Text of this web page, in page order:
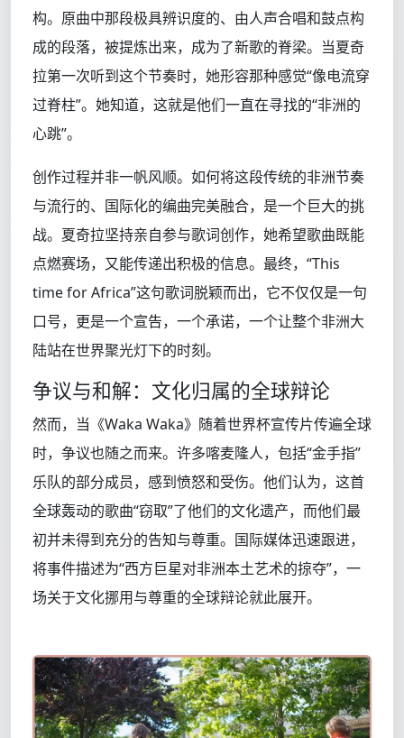
构。原曲中那段极具辨识度的、由人声合唱和鼓点构
成的段落，被提炼出来，成为了新歌的脊梁。当夏奇
拉第一次听到这个节奏时，她形容那种感觉“像电流穿
过脊柱”。她知道，这就是他们一直在寻找的“非洲的
心跳”。
创作过程并非一帆风顺。如何将这段传统的非洲节奏
与流行的、国际化的编曲完美融合，是一个巨大的挑
战。夏奇拉坚持亲自参与歌词创作，她希望歌曲既能
点燃赛场，又能传递出积极的信息。最终，“This
time for Africa”这句歌词脱颖而出，它不仅仅是一句
口号，更是一个宣告，一个承诺，一个让整个非洲大
陆站在世界聚光灯下的时刻。
争议与和解：文化归属的全球辩论
然而，当《Waka Waka》随着世界杯宣传片传遍全球
时，争议也随之而来。许多喀麦隆人，包括“金手指”
乐队的部分成员，感到愤怒和受伤。他们认为，这首
全球轰动的歌曲“窃取”了他们的文化遗产，而他们最
初并未得到充分的告知与尊重。国际媒体迅速跟进，
将事件描述为“西方巨星对非洲本土艺术的掠夺”，一
场关于文化挪用与尊重的全球辩论就此展开。